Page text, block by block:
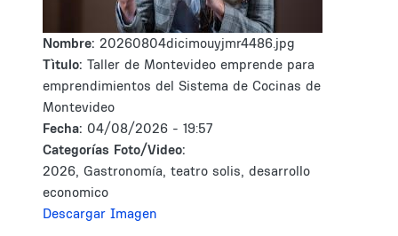
Nombre: 20260804dicimouyjmr4486.jpg
Tìtulo: Taller de Montevideo emprende para
emprendimientos del Sistema de Cocinas de
Montevideo
Fecha: 04/08/2026 - 19:57
Categorías Foto/Video:
2026, Gastronomía, teatro solis, desarrollo
economico
Descargar Imagen